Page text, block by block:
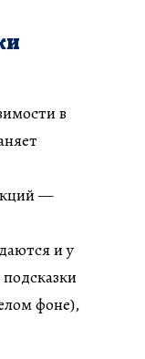
в
—
и у
фоне),